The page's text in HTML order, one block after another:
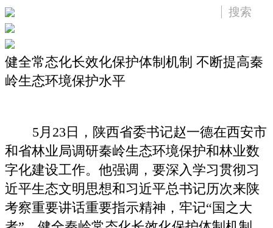
健全常态化长效化保护体制机制 不断提高秦
岭生态环境保护水平
5月23日，陕西省委书记赵一德在西安市
和省林业局调研秦岭生态环境保护和林业数
字化建设工作。他强调，要深入学习贯彻习
近平生态文明思想和习近平总书记历次来陕
考察重要讲话重要指示精神，牢记“国之大